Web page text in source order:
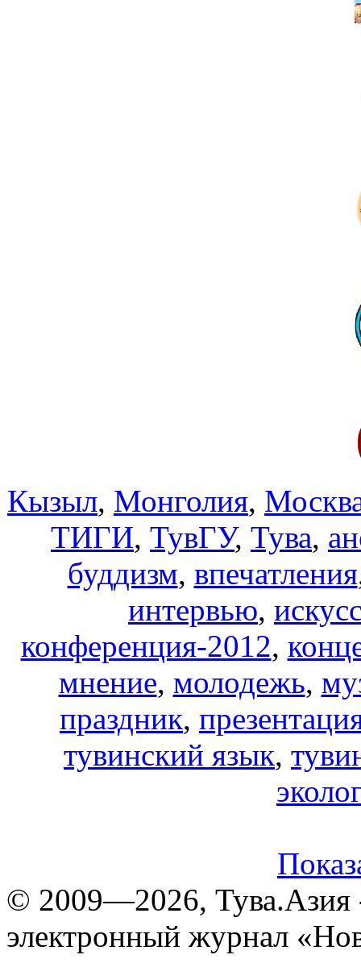
Кызыл, Монголия,
ТИГИ, ТувГУ, Тува,
буддизм, впечатления
интервью,
конференция-2012,
мнение, молодежь,
праздник,
тувинский язык,
© 2009—2026, Тува.Азия
электронный журнал